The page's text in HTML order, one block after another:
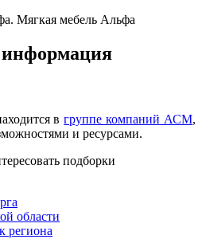
вгруппе компаний АСМ,
и ресурсами.
подборки
области
региона